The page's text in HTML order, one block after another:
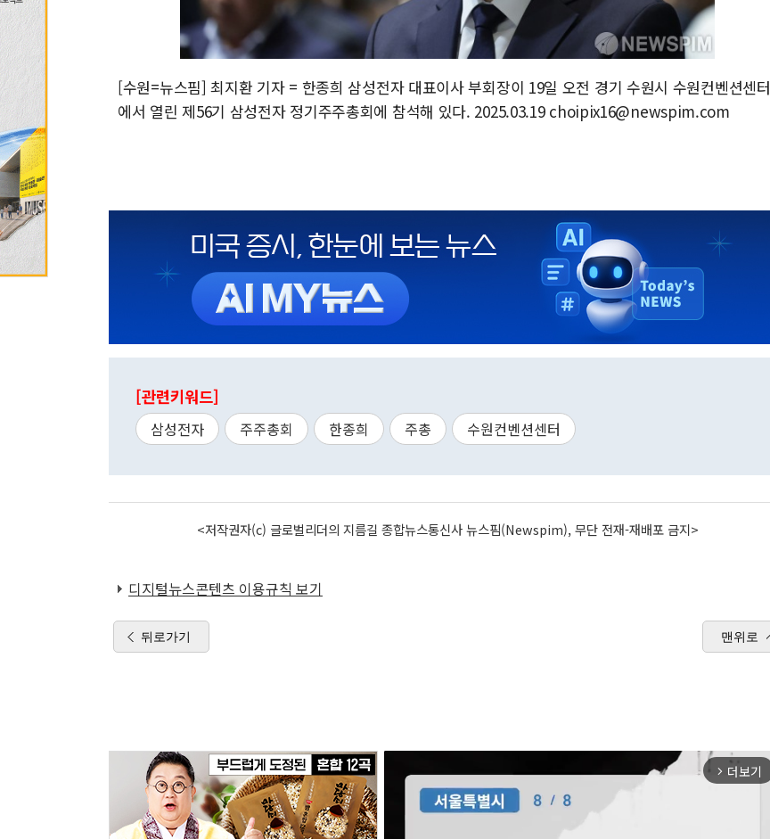
[수원=뉴스핌] 최지환 기자 = 한종희 삼성전자 대표이사 부회장이 19일 오전 경기 수원시 수원컨벤션센터
에서 열린 제56기 삼성전자 정기주주총회에 참석해 있다. 2025.03.19 choipix16@newspim.com
[관련키워드]
삼성전자 주주총회 한종희 주총 수원컨벤션센터
<저작권자(c) 글로벌리더의 지름길 종합뉴스통신사 뉴스핌(Newspim), 무단 전재-재배포 금지>
디지털뉴스콘텐츠 이용규칙 보기
뒤로가기 맨위로
arrow_forward_ios 더보기